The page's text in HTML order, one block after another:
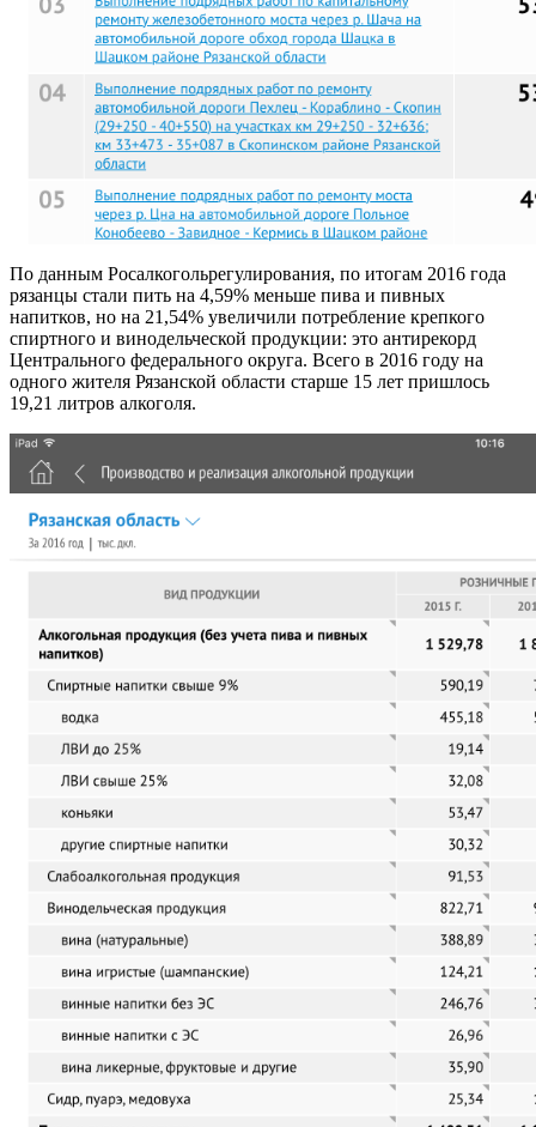
По данным Росалкогольрегулирования, по итогам 2016 года
рязанцы стали пить на 4,59% меньше пива и пивных
напитков, но на 21,54% увеличили потребление крепкого
спиртного и винодельческой продукции: это антирекорд
Центрального федерального округа. Всего в 2016 году на
одного жителя Рязанской области старше 15 лет пришлось
19,21 литров алкоголя.